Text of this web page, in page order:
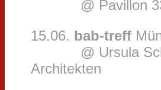
@ Pavillon
15.06. bab-treff
@ Ursula
Architekten